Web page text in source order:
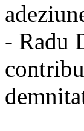
- Radu